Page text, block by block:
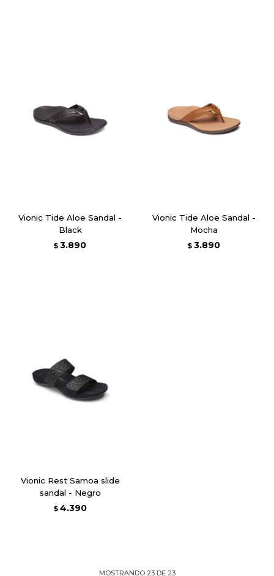
Vionic Tide Aloe Sandal -
Black
$ 3.890
Vionic Tide Aloe Sandal -
Mocha
$ 3.890
Vionic Rest Samoa slide
sandal - Negro
$ 4.390
MOSTRANDO 23DE 23